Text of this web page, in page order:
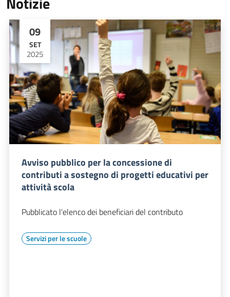
09
SET
2025
Avviso pubblico per la concessione di
contributi a sostegno di progetti educativi per
attività scola
Pubblicato l'elenco dei beneficiari del contributo
Servizi per le scuole